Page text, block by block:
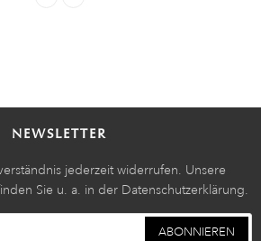
NEWSLETTER
jederzeit widerrufen. Unsere
Sie u. a. in der Datenschutzerklärung.
ABONNIEREN